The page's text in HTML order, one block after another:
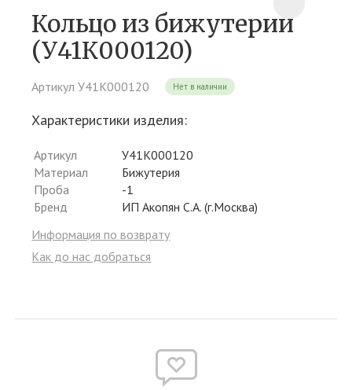
Кольцо из бижутерии
(У41К000120)
Артикул У41К000120 Нет в наличии
Характеристики изделия:
Артикул
У41К000120
Материал
Бижутерия
Проба
-1
Бренд
ИП Акопян С.А. (г.Москва)
Информация по возврату
Как до нас добраться